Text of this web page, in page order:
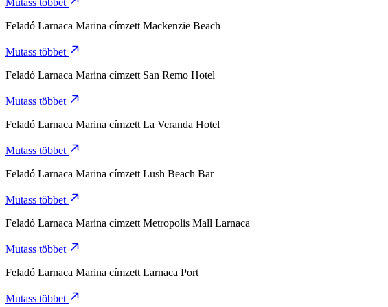
Mutass többet
Feladó Larnaca Marina címzett Mackenzie Beach
Mutass többet
Feladó Larnaca Marina címzett San Remo Hotel
Mutass többet
Feladó Larnaca Marina címzett La Veranda Hotel
Mutass többet
Feladó Larnaca Marina címzett Lush Beach Bar
Mutass többet
Feladó Larnaca Marina címzett Metropolis Mall Larnaca
Mutass többet
Feladó Larnaca Marina címzett Larnaca Port
Mutass többet